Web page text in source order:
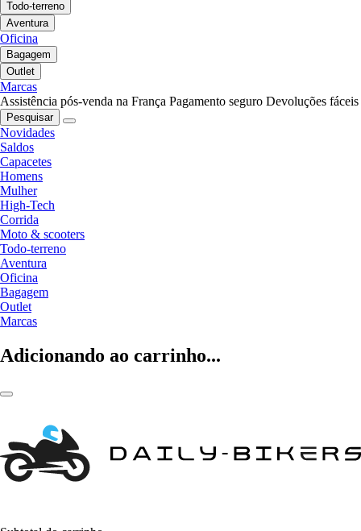
Todo-terreno
Aventura
Oficina
Bagagem
Outlet
Marcas
Assistência pós-venda na França Pagamento seguro Devoluções fáceis
Pesquisar
Novidades
Saldos
Capacetes
Homens
Mulher
High-Tech
Corrida
Moto & scooters
Todo-terreno
Aventura
Oficina
Bagagem
Outlet
Marcas
Adicionando ao carrinho...